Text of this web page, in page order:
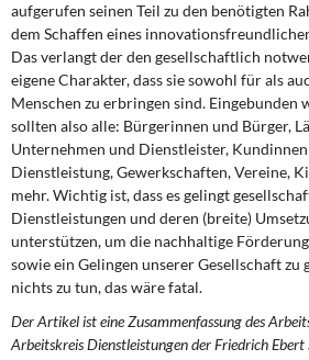
aufgerufen seinen Teil zu den benötigten
dem Schaffen eines
Das verlangt der den gesellschaftlich
eigene Charakter, dass sie sowohl für als
Menschen zu erbringen sind. Eingebunden
sollten also alle: Bürgerinnen und Bürger,
Unternehmen und Dienstleister,
Dienstleistung, Gewerkschaften, Vereine,
mehr. Wichtig ist, dass es gelingt
Dienstleistungen und deren (breite)
unterstützen, um die nachhaltige
sowie ein Gelingen unserer Gesellschaft zu
nichts zu tun, das wäre fatal.
Der Artikel ist eine Zusammenfassung des
Arbeitskreis Dienstleistungen der Friedrich